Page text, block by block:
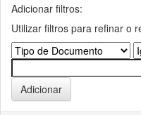
Adicionar filtros:
Utilizar filtros para refinar o